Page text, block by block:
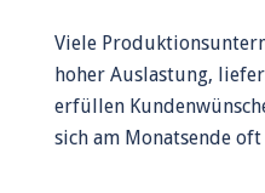
Viele
hoher Auslastung,
erfüllen
sich am Monatsende